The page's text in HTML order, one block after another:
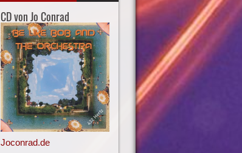
CD von Jo Conrad
Joconrad.de